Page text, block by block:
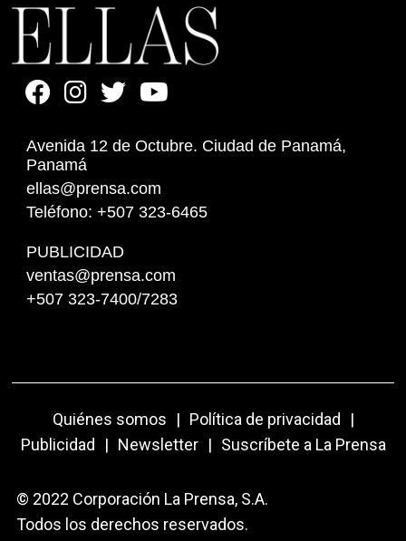
Avenida 12 de Octubre. Ciudad de Panamá,
Panamá
ellas@prensa.com
Teléfono: +507 323-6465
PUBLICIDAD
ventas@prensa.com
+507 323-7400/7283
Quiénes somos | Política de privacidad
|
Publicidad
| Newsletter | Suscríbete a La Prensa
© 2022 Corporación La Prensa, S.A.
Todos los derechos reservados.